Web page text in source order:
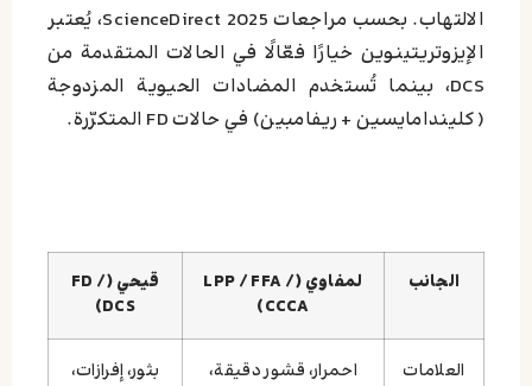
الالتهاب. بحسب مراجعات ScienceDirect 2025، يُعتبر
الإيزوتريتينوين خيارًا فعّالًا في الحالات المتقدمة من
DCS، بينما تُستخدم المضادات الحيوية المزدوجة
(كليندامايسين + ريفامبين) في حالات FD المتكرّرة.
الجانب
لمفاوي (LPP / FFA /
CCCA)
قيحي (FD /
DCS)
العلامات
احمرار، قشور دقيقة،
بثور، إفرازات،